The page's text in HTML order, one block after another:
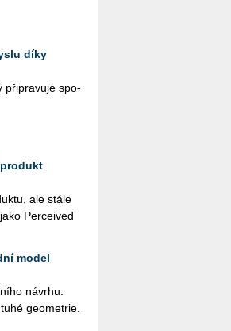
díky
při­pra­vu­je spo­
ale stále
Per­ce­i­ved
model
ná­vr­hu.
ge­o­me­t­rie.